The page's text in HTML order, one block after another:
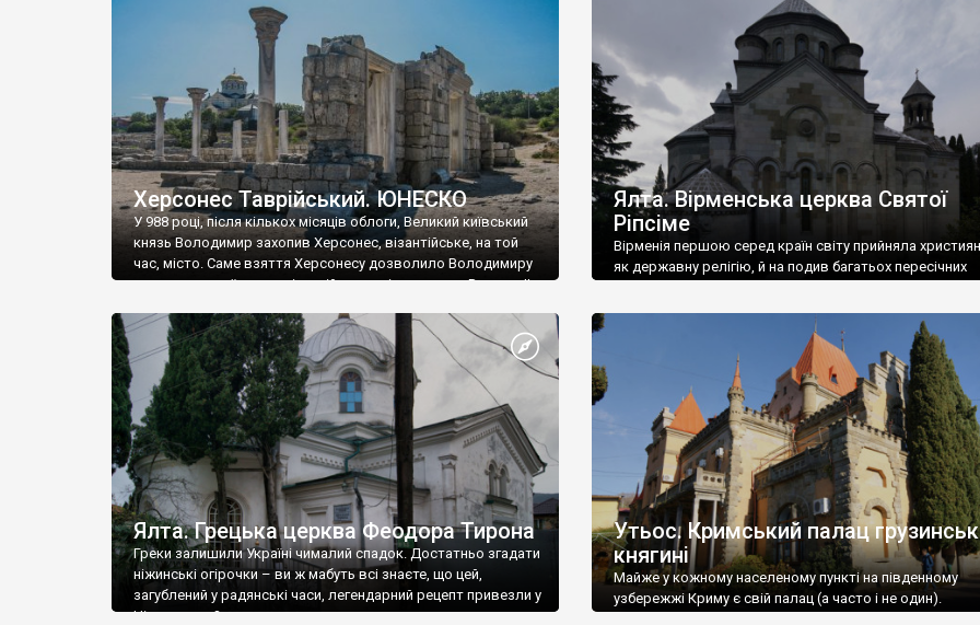
візантійської доби. Раритети викрадені з фондів об’єкту
культурної спадщини ЮНЕСКО «Херсонеса Таврійського».
Офіційно – на виставку «Золото Візантії», але експерти та
влада в Україні вважають це лише […]
називаються «повстяками» (postaki)…” “Вино. Крим
виробляє відмінне вино і його вдосталь: воно все
легке біле і дуже […]
Херсонес Таврійський. ЮНЕСКО
У 988 році, після кількох місяців облоги, Великий київський
князь Володимир захопив Херсонес, візантійське, на той
час, місто. Саме взяття Херсонесу дозволило Володимиру
диктувати свої умови візантійському імператору Василю ІІ,
Херсонесі Володимир-язичник, став Василем-
християнином. А потім було Хрещення Русі. На честь
Херсонесу Таврійського названо місто […]
Ялта. Вірменська церква Святої
Ріпсіме
Вірменія першою серед країн світу прийняла
як державну релігію, й на подив багатьох пересічних
Ялта. Грецька церква Феодора Тирона
Греки залишили Україні чималий спадок. Достатньо згадати
ніжинські огірочки – ви ж мабуть всі знаєте, що цей,
загублений у радянські часи, легендарний рецепт привезли у
Ніжин греки?
Утьос. Кримський палац
княгині
Майже у кожному населеному пункті на південному
узбережжі Криму є свій палац (а часто і не один).